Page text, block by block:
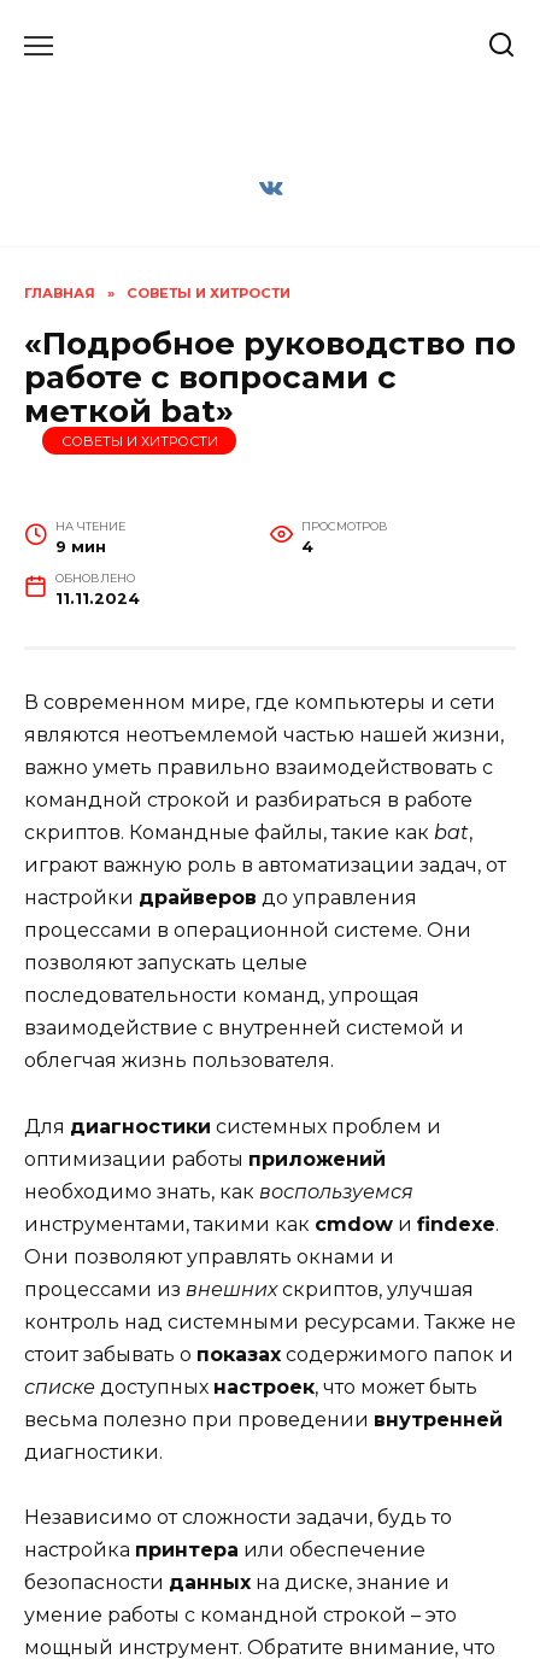
ГЛАВНАЯ » СОВЕТЫ И ХИТРОСТИ
«Подробное руководство по
работе с вопросами с
меткой bat»
СОВЕТЫ И ХИТРОСТИ
НА ЧТЕНИЕ
9 мин
ПРОСМОТРОВ
4
ОБНОВЛЕНО
11.11.2024
В современном мире, где компьютеры и сети
являются неотъемлемой частью нашей жизни,
важно уметь правильно взаимодействовать с
командной строкой и разбираться в работе
скриптов. Командные файлы, такие как bat,
играют важную роль в автоматизации задач, от
настройки драйверов до управления
процессами в операционной системе. Они
позволяют запускать целые
последовательности команд, упрощая
взаимодействие с внутренней системой и
облегчая жизнь пользователя.
Для диагностики системных проблем и
оптимизации работы приложений
необходимо знать, как воспользуемся
инструментами, такими как cmdow и findexe.
Они позволяют управлять окнами и
процессами из внешнихскриптов, улучшая
контроль над системными ресурсами. Также не
стоит забывать о показах содержимого папок и
списке доступных настроек, что может быть
весьма полезно при проведении внутренней
диагностики.
Независимо от сложности задачи, будь то
настройка принтера или обеспечение
безопасности данных на диске, знание и
умение работы с командной строкой – это
мощный инструмент. Обратите внимание, что